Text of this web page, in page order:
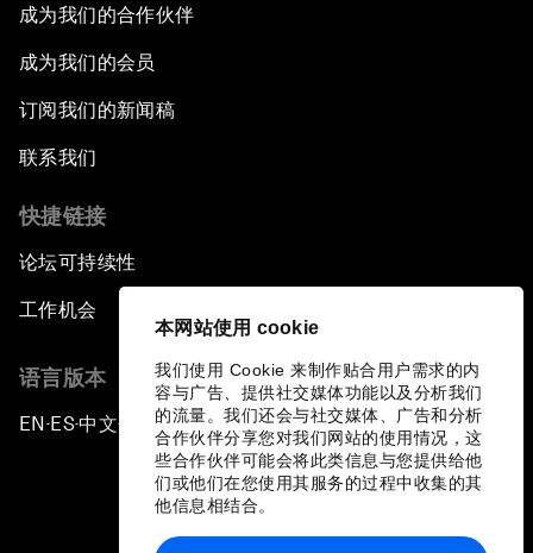
本网站使用 cookie
我们使用 Cookie 来制作贴合用户需求的内
容与广告、提供社交媒体功能以及分析我们
的流量。我们还会与社交媒体、广告和分析
合作伙伴分享您对我们网站的使用情况，这
些合作伙伴可能会将此类信息与您提供给他
们或他们在您使用其服务的过程中收集的其
他信息相结合。
成为我们的合作伙伴
成为我们的会员
订阅我们的新闻稿
联系我们
快捷链接
论坛可持续性
工作机会
语言版本
EN ▪ES▪中文▪ 日本語